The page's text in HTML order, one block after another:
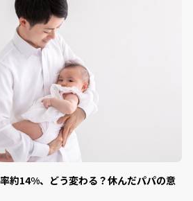
約14%、どう変わる？休んだパパの意